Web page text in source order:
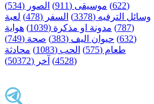
(622)
موسيقى (911)
الصور (534)
وسائل الترفيه (3378)
السفر (478)
لعبة
(787)
مدونة او مذكرة (1039)
هواية
(632)
حيوان اليف (383)
صحة (749)
طعام (575)
الحب (1083)
محادثة
(4528)
آخر (50372)